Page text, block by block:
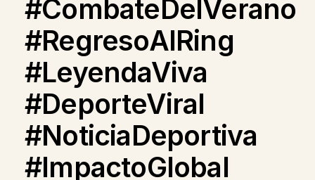
#CombateDelVerano
#RegresoAlRing
#LeyendaViva
#DeporteViral
#NoticiaDeportiva
#ImpactoGlobal